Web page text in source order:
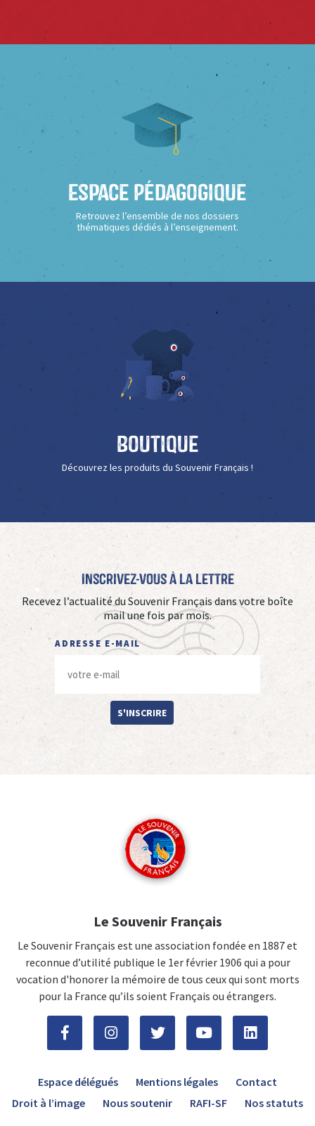
Espace Pédagogique
Retrouvez l’ensemble de nos dossiers
thématiques dédiés à l’enseignement.
Boutique
Découvrez les produits du Souvenir Français !
Inscrivez-vous à La Lettre
Recevez l’actualité du Souvenir Français dans votre boîte
mail une fois par mois.
ADRESSE E-MAIL
S'INSCRIRE
Le Souvenir Français
Le Souvenir Français est une association fondée en 1887 et
reconnue d’utilité publique le 1er février 1906 qui a pour
vocation d'honorer la mémoire de tous ceux qui sont morts
pour la France qu’ils soient Français ou étrangers.
Espace délégués Mentions légales
Contact
Droit à l’image
Nous soutenir RAFI-SF Nos statuts